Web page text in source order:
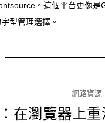
。這個平台更像是
型管理選擇。
網路資源
在瀏覽器上